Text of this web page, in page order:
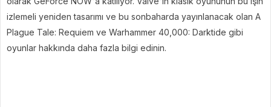
izlemeli yeniden tasarımı ve bu sonbaharda yayınlanacak olan A
Plague Tale: Requiem ve Warhammer 40,000: Darktide gibi
oyunlar hakkında daha fazla bilgi edinin.